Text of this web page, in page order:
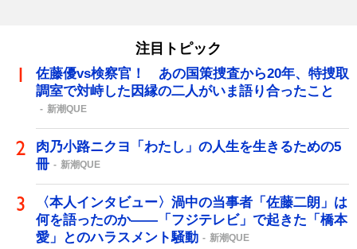
注目トピック
佐藤優vs検察官！ あの国策捜査から20年、特捜取
調室で対峙した因縁の二人がいま語り合ったこと
新潮QUE
肉乃小路ニクヨ「わたし」の人生を生きるための5
冊
新潮QUE
〈本人インタビュー〉渦中の当事者「佐藤二朗」は
何を語ったのか――「フジテレビ」で起きた「橋本
愛」とのハラスメント騒動
新潮QUE